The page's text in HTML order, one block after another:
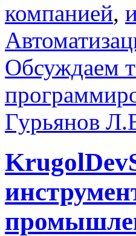
компанией,
Обсуждаем
Гурьянов